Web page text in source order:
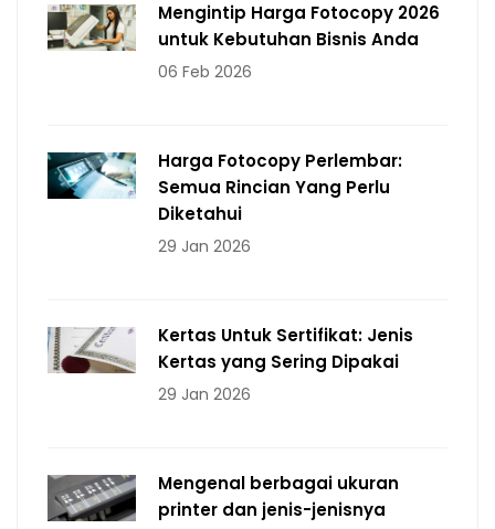
Mengintip Harga Fotocopy 2026
untuk Kebutuhan Bisnis Anda
06 Feb 2026
Harga Fotocopy Perlembar:
Semua Rincian Yang Perlu
Diketahui
29 Jan 2026
Kertas Untuk Sertifikat: Jenis
Kertas yang Sering Dipakai
29 Jan 2026
Mengenal berbagai ukuran
printer dan jenis-jenisnya